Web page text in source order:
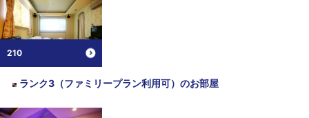
210
ランク3（ファミリープラン利用可） のお部屋